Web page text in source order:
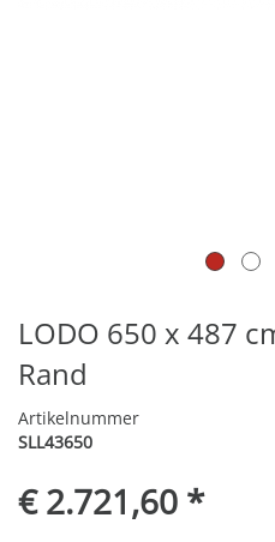
LODO 650 x 487
Rand
Artikelnummer
SLL43650
€ 2.721,60 *